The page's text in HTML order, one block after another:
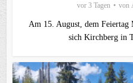
vor 3 Tagen von
Am 15. August, dem
sich Kirchberg in